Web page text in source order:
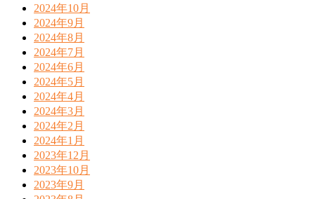
2024年10月
2024年9月
2024年8月
2024年7月
2024年6月
2024年5月
2024年4月
2024年3月
2024年2月
2024年1月
2023年12月
2023年10月
2023年9月